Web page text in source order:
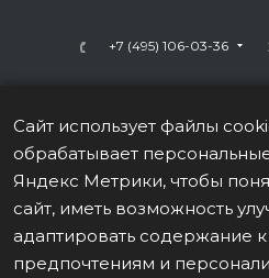
+7 (495) 106-03-36
г. Москва,
Сайт использует файлы
обрабатывает
Яндекс Метрики, чтобы
сайт, иметь возможность
адаптировать содержание
предпочтениям и